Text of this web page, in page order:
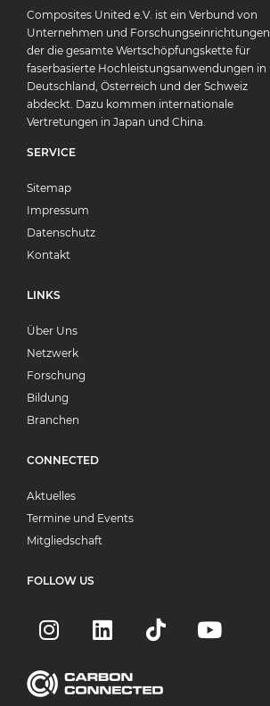
Composites United e.V. ist ein Verbund von
Unternehmen und Forschungseinrichtungen,
der die gesamte Wertschöpfungskette für
faserbasierte Hochleistungsanwendungen in
Deutschland, Österreich und der Schweiz
abdeckt. Dazu kommen internationale
Vertretungen in Japan und China.
SERVICE
Sitemap
Impressum
Datenschutz
Kontakt
LINKS
Über Uns
Netzwerk
Forschung
Bildung
Branchen
CONNECTED
Aktuelles
Termine und Events
Mitgliedschaft
FOLLOW US